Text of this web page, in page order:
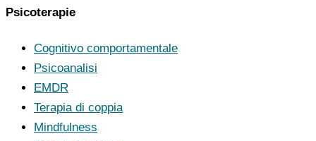
Psicoterapie
Cognitivo comportamentale
Psicoanalisi
EMDR
Terapia di coppia
Mindfulness